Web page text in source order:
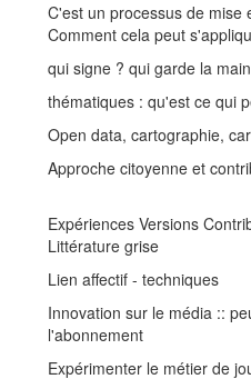
C'est un processus de mise
Comment cela peut
qui signe ? qui garde la
thématiques : qu'est ce qui
Open data, cartographie,
Approche citoyenne et
Expériences Versions
Littérature grise
Lien affectif - techniques
Innovation sur le média ::
l'abonnement
Expérimenter le métier de